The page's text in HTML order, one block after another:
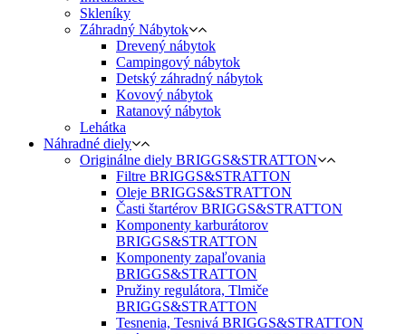
Skleníky
Záhradný Nábytok
Drevený nábytok
Campingový nábytok
Detský záhradný nábytok
Kovový nábytok
Ratanový nábytok
Lehátka
Náhradné diely
Originálne diely BRIGGS&STRATTON
Filtre BRIGGS&STRATTON
Oleje BRIGGS&STRATTON
Časti štartérov BRIGGS&STRATTON
Komponenty karburátorov
BRIGGS&STRATTON
Komponenty zapaľovania
BRIGGS&STRATTON
Pružiny regulátora, Tlmiče
BRIGGS&STRATTON
Tesnenia, Tesnivá BRIGGS&STRATTON